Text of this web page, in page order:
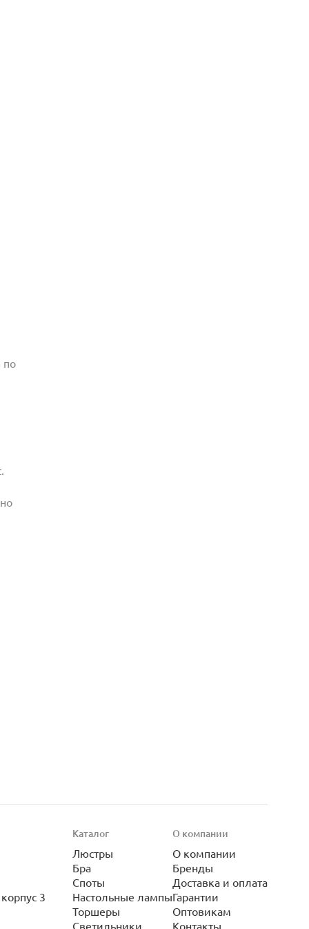
по
3
Каталог
Люстры
Бра
Споты
Настольные лампы
Торшеры
Светильники
О компании
О компании
Бренды
Доставка и оплата
Гарантии
Оптовикам
Контакты